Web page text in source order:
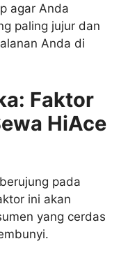
agar Anda
paling jujur dan
Anda di
Faktor
HiAce
pada
ini akan
yang cerdas